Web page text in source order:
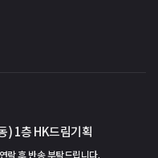
) 1층 HK드림기획
락 후 반송 부탁드립니다.